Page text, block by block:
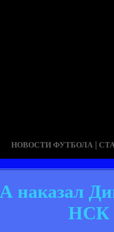
НОВОСТИ ФУТБОЛА |
НСК